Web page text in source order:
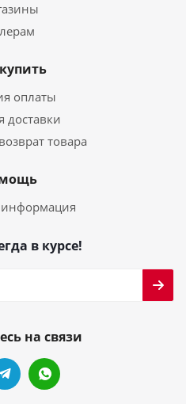
оплаты
доставки
товара
в курсе!
на связи